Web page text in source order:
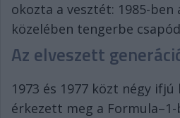
okozta a vesztét: 1985-ben
közelében tengerbe
Az elveszett
1973 és 1977 közt négy
érkezett meg a Formula–1-